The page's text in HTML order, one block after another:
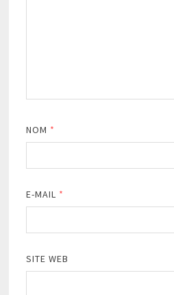
NOM *
E-MAIL *
SITE WEB